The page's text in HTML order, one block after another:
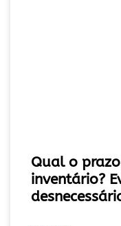
Qual o
inventário?